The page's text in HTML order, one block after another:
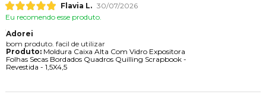
Flavia L. 30/07/2026
Eu recomendo esse produto.
Adorei
bom produto. facil de utilizar
Produto:Moldura Caixa Alta Com Vidro Expositora
Folhas Secas Bordados Quadros Quilling Scrapbook -
Revestida - 1,5X4,5